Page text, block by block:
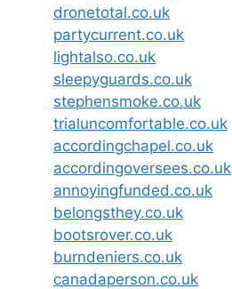
dronetotal.co.uk
partycurrent.co.uk
lightalso.co.uk
sleepyguards.co.uk
stephensmoke.co.uk
trialuncomfortable.co.uk
accordingchapel.co.uk
accordingoversees.co.uk
annoyingfunded.co.uk
belongsthey.co.uk
bootsrover.co.uk
burndeniers.co.uk
canadaperson.co.uk